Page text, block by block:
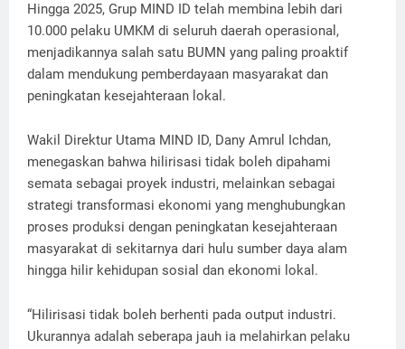
Hingga 2025, Grup MIND ID telah membina lebih dari
10.000 pelaku UMKM di seluruh daerah operasional,
menjadikannya salah satu BUMN yang paling proaktif
dalam mendukung pemberdayaan masyarakat dan
peningkatan kesejahteraan lokal.
Wakil Direktur Utama MIND ID, Dany Amrul Ichdan,
menegaskan bahwa hilirisasi tidak boleh dipahami
semata sebagai proyek industri, melainkan sebagai
strategi transformasi ekonomi yang menghubungkan
proses produksi dengan peningkatan kesejahteraan
masyarakat di sekitarnya dari hulu sumber daya alam
hingga hilir kehidupan sosial dan ekonomi lokal.
“Hilirisasi tidak boleh berhenti pada output industri.
Ukurannya adalah seberapa jauh ia melahirkan pelaku